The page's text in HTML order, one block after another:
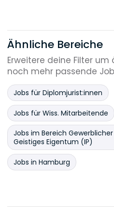
Ähnliche Bereiche
Erweitere deine Filter
noch mehr passende
Jobs für Diplomjurist:innen
Jobs für Wiss. Mitarbeitende
Jobs im Bereich
Geistiges Eigentum (IP)
Jobs in Hamburg